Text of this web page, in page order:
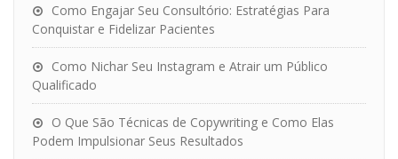
Como Engajar Seu Consultório: Estratégias Para
Conquistar e Fidelizar Pacientes
Como Nichar Seu Instagram e Atrair um Público
Qualificado
O Que São Técnicas de Copywriting e Como Elas
Podem Impulsionar Seus Resultados